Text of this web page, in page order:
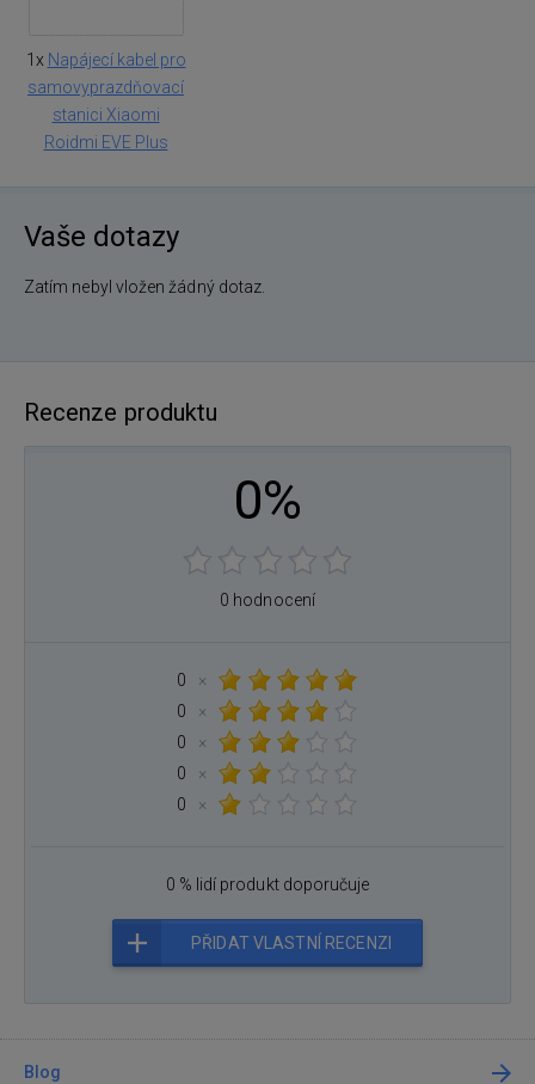
1x Napájecí kabel pro
samovyprazdňovací
stanici Xiaomi
Roidmi EVE Plus
Vaše dotazy
Zatím nebyl vložen žádný dotaz.
Recenze produktu
0%
0 hodnocení
0
×
0
×
0
×
0
×
0
×
0 % lidí produkt doporučuje
PŘIDAT VLASTNÍ RECENZI
Blog